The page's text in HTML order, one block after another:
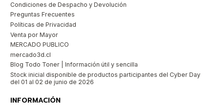
Condiciones de Despacho y Devolución
Preguntas Frecuentes
Políticas de Privacidad
Venta por Mayor
MERCADO PUBLICO
mercado3d.cl
Blog Todo Toner | Información útil y sencilla
Stock inicial disponible de productos participantes del Cyber Day
del 01 al 02 de junio de 2026
INFORMACIÓN